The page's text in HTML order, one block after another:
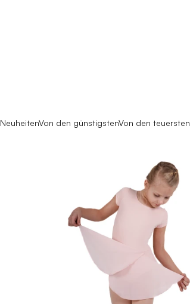
NeuheitenVon den günstigstenVon den teuersten